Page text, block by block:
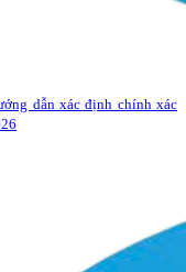
dẫn xác định chính xác